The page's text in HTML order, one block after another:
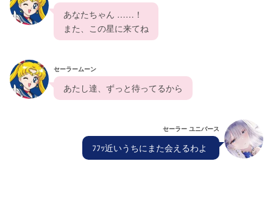
  あなたちゃん ……！
  また、この星に来てね
セーラームーン
  あたし達、ずっと待ってるから
セーラー ユニバース
  ﾌﾌｯ近いうちにまた会えるわよ